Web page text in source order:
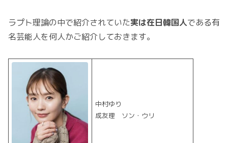
ラプト理論の中で紹介されていた実は在日韓国人である有
名芸能人を何人かご紹介しておきます。
中村ゆり
成友理 ソン・ウリ